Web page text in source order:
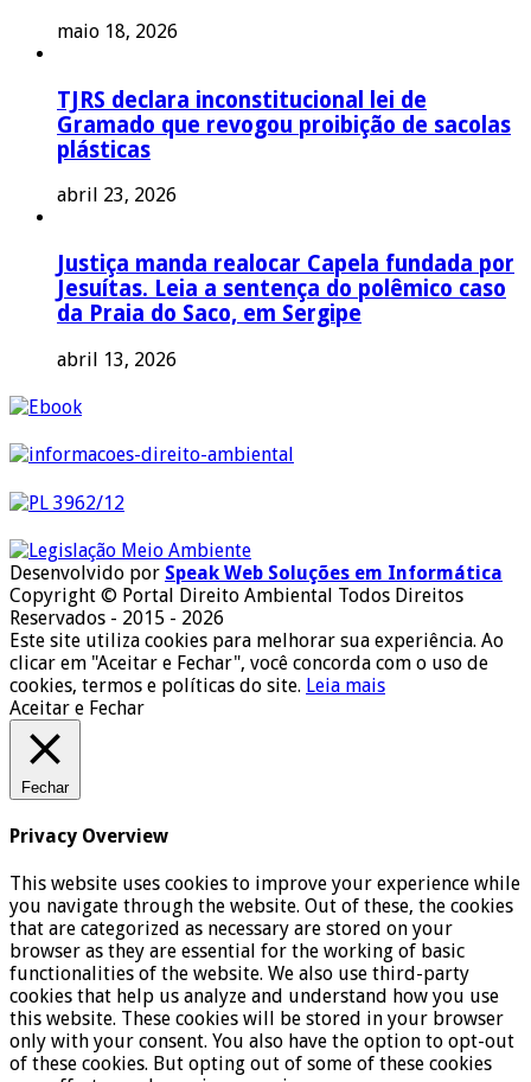
maio 18, 2026
TJRS declara inconstitucional lei de
Gramado que revogou proibição de sacolas
plásticas
abril 23, 2026
Justiça manda realocar Capela fundada por
Jesuítas. Leia a sentença do polêmico caso
da Praia do Saco, em Sergipe
abril 13, 2026
Desenvolvido por Speak Web Soluções em Informática
Copyright © Portal Direito Ambiental Todos Direitos
Reservados - 2015 - 2026
Este site utiliza cookies para melhorar sua experiência. Ao
clicar em "Aceitar e Fechar", você concorda com o uso de
cookies, termos e políticas do site. Leia mais
Aceitar e Fechar
Fechar
Privacy Overview
This website uses cookies to improve your experience while
you navigate through the website. Out of these, the cookies
that are categorized as necessary are stored on your
browser as they are essential for the working of basic
functionalities of the website. We also use third-party
cookies that help us analyze and understand how you use
this website. These cookies will be stored in your browser
only with your consent. You also have the option to opt-out
of these cookies. But opting out of some of these cookies